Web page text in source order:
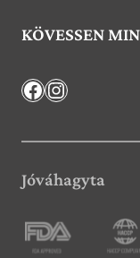
KÖVESSEN
Facebook
Instagram
Jóváhagyta